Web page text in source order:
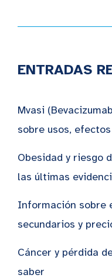
ENTRADAS
Mvasi
sobre usos,
Obesidad y riesgo
las últimas
Información sobre
secundarios y
Cáncer y pérdida
saber